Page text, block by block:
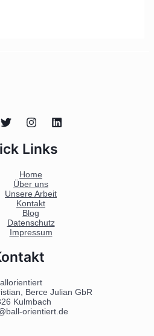
Links
Home
Über uns
Unsere Arbeit
Kontakt
Blog
Datenschutz
Impressum
Berce Julian GbR
Kulmbach
orientiert.de